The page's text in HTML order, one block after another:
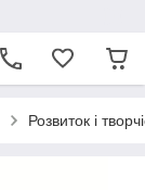
Розвиток і